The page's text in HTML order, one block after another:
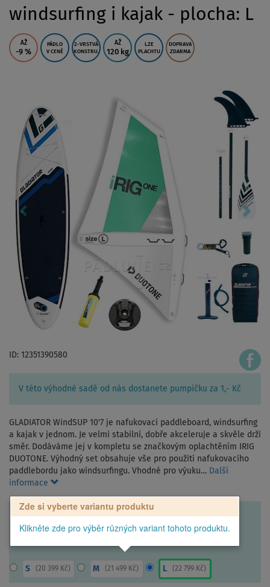
windsurfing i kajak - plocha: L
AŽ
-9 %
PÁDLO
V CENĚ
2-VRSTVÁ
KONSTRU.
AŽ
120 kg
LZE
PLACHTU
DOPRAVA
ZDARMA
ID: 12351390580
V této výhodné sadě od nás dostanete pumpičku za 1,- Kč
GLADIATOR WindSUP 10'7 je nafukovací paddleboard, windsurfing
a kajak v jednom. Je velmi stabilní, dobře akceleruje a skvěle drží
směr. Dodáváme jej v kompletu se značkovým oplachtěním IRIG
DUOTONE. Výhodný set obsahuje vše pro použití nafukovacího
paddlebordu jako windsurfingu. Vhodné pro výuku… Další
informace
Zde si vyberte variantu produktu
Klikněte zde pro výběr různých variant tohoto produktu.
S (20 399 Kč) M (21 499 Kč) L (22 799 Kč)